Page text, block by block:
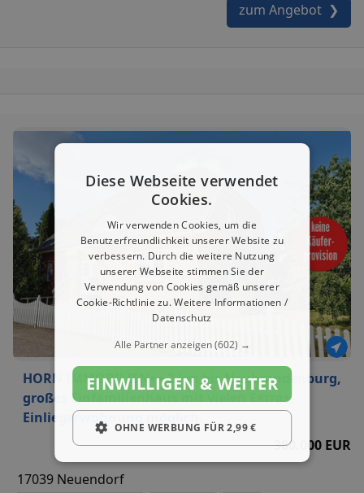
zum Angebot ❯
HORN IMMOBILIEN++ 2 km bis Neubrandenburg,
großes Einfamilienhaus mit vielen Extras -
Einliegerwohnung möglich
380.000 EUR
17039 Neuendorf
Diese Webseite verwendet
Cookies.
Wir verwenden Cookies, um die
Benutzerfreundlichkeit unserer Website zu
verbessern. Durch die weitere Nutzung
unserer Webseite stimmen Sie der
Verwendung von Cookies gemäß unserer
Cookie-Richtlinie zu.Weitere Informationen /
Datenschutz
Alle Partner anzeigen(602) →
EINWILLIGEN & WEITER
OHNE WERBUNG FÜR 2,99 €